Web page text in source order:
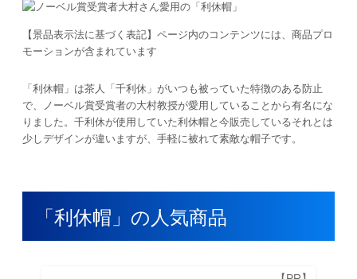
【景品表示法に基づく表記】ページ内のコンテンツには、商品プロ
モーションが含まれています
「利休帽」は茶人「千利休」がいつも被っていた特徴のある防止
で、ノーベル賞受賞者の大村教授が愛用していることから有名にな
りました。千利休が使用していた利休帽と今販売しているそれとは
少しデザインが違いますが、手軽に被れて素敵な帽子です。
「利休帽」の人気商品